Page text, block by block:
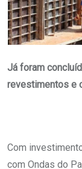
Já foram
revestimentos e
Com
com Ondas do